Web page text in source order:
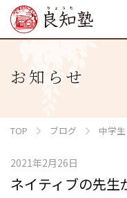
お知らせ
TOP ブログ 中学生
2021年2月26日
ネイティブの先生